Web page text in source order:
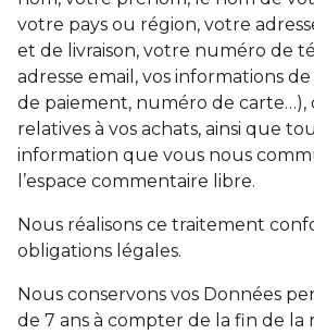
votre pays ou région, votre
et de livraison, votre numéro de
adresse email, vos informations
de paiement, numéro de carte…),
relatives à vos achats, ainsi que
information que vous nous
l’espace commentaire libre.
Nous réalisons ce traitement
obligations légales.
Nous conservons vos Données
de 7 ans à compter de la fin de la